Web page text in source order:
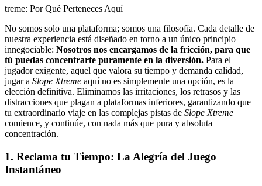
treme: Por Qué Perteneces Aquí
No somos solo una plataforma; somos una filosofía. Cada detalle de
nuestra experiencia está diseñado en torno a un único principio
innegociable: Nosotros nos encargamos de la fricción, para que
tú puedas concentrarte puramente en la diversión. Para el
jugador exigente, aquel que valora su tiempo y demanda calidad,
jugar a Slope Xtreme aquí no es simplemente una opción, es la
elección definitiva. Eliminamos las irritaciones, los retrasos y las
distracciones que plagan a plataformas inferiores, garantizando que
tu extraordinario viaje en las complejas pistas de Slope Xtreme
comience, y continúe, con nada más que pura y absoluta
concentración.
1. Reclama tu Tiempo: La Alegría del Juego
Instantáneo